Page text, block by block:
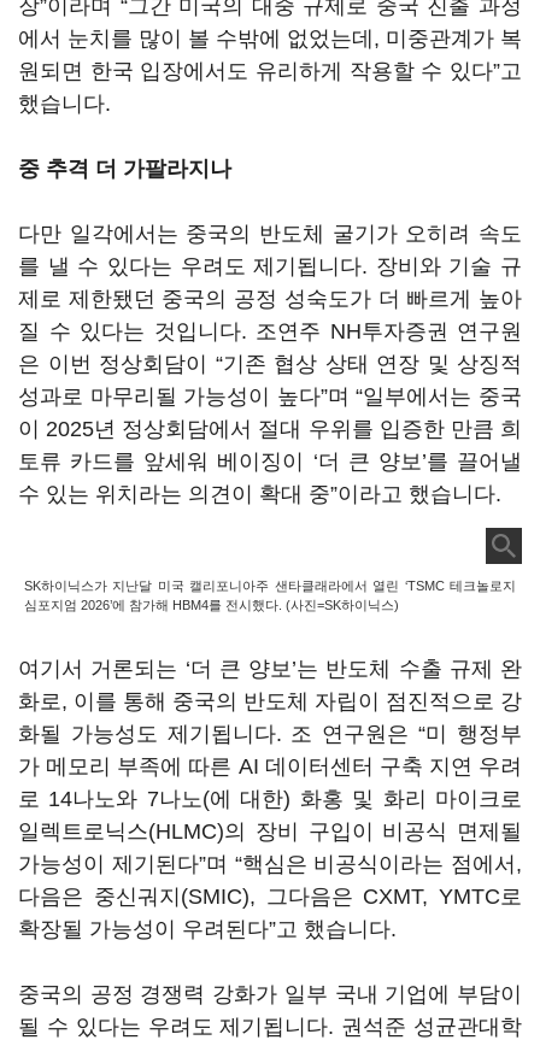
장”이라며 “그간 미국의 대중 규제로 중국 진출 과정
에서 눈치를 많이 볼 수밖에 없었는데, 미중관계가 복
원되면 한국 입장에서도 유리하게 작용할 수 있다”고
했습니다.
중 추격 더 가팔라지나
다만 일각에서는 중국의 반도체 굴기가 오히려 속도
를 낼 수 있다는 우려도 제기됩니다. 장비와 기술 규
제로 제한됐던 중국의 공정 성숙도가 더 빠르게 높아
질 수 있다는 것입니다. 조연주 NH투자증권 연구원
은 이번 정상회담이 “기존 협상 상태 연장 및 상징적
성과로 마무리될 가능성이 높다”며 “일부에서는 중국
이 2025년 정상회담에서 절대 우위를 입증한 만큼 희
토류 카드를 앞세워 베이징이 ‘더 큰 양보’를 끌어낼
수 있는 위치라는 의견이 확대 중”이라고 했습니다.
SK하이닉스가 지난달 미국 캘리포니아주 샌타클래라에서 열린 ‘TSMC 테크놀로지
심포지엄 2026’에 참가해 HBM4를 전시했다. (사진=SK하이닉스)
여기서 거론되는 ‘더 큰 양보’는 반도체 수출 규제 완
화로, 이를 통해 중국의 반도체 자립이 점진적으로 강
화될 가능성도 제기됩니다. 조 연구원은 “미 행정부
가 메모리 부족에 따른 AI 데이터센터 구축 지연 우려
로 14나노와 7나노(에 대한) 화홍 및 화리 마이크로
일렉트로닉스(HLMC)의 장비 구입이 비공식 면제될
가능성이 제기된다”며 “핵심은 비공식이라는 점에서,
다음은 중신궈지(SMIC), 그다음은 CXMT, YMTC로
확장될 가능성이 우려된다”고 했습니다.
중국의 공정 경쟁력 강화가 일부 국내 기업에 부담이
될 수 있다는 우려도 제기됩니다. 권석준 성균관대학